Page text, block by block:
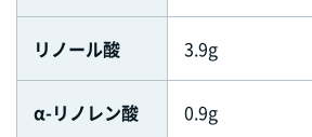
リノール酸 3.9g
α-リノレン酸 0.9g